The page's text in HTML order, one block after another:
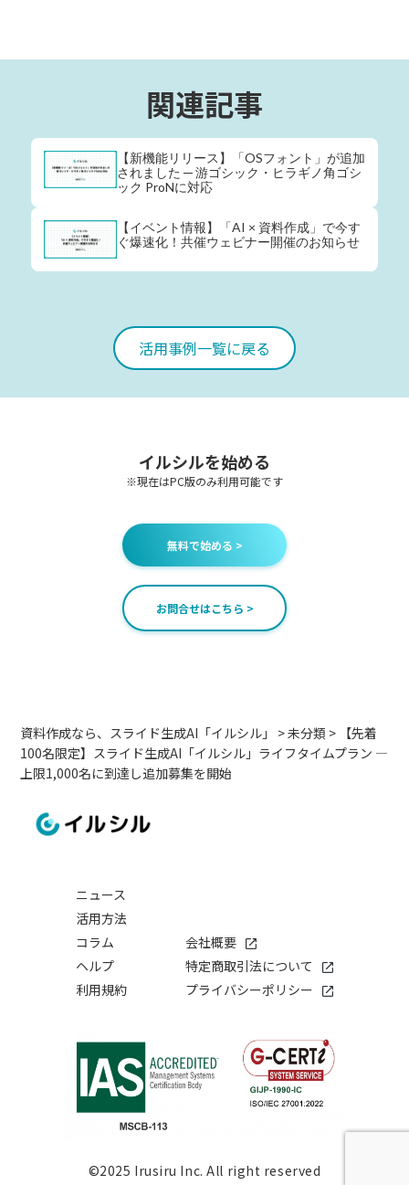
関連記事
【新機能リリース】「OSフォント」が追加
されました ─ 游ゴシック・ヒラギノ角ゴシ
ック ProNに対応
【イベント情報】「AI × 資料作成」で今す
ぐ爆速化！共催ウェビナー開催のお知らせ
活用事例一覧に戻る
イルシルを始める
※現在はPC版のみ利用可能です
無料で始める >
お問合せはこちら >
資料作成なら、スライド生成AI「イルシル」 >未分類 > 【先着
100名限定】スライド生成AI「イルシル」ライフタイムプラン ―
上限1,000名に到達し追加募集を開始
ニュース
活用方法
コラム
ヘルプ
利用規約
会社概要
特定商取引法について
プライバシーポリシー
©2025 Irusiru Inc. All right reserved